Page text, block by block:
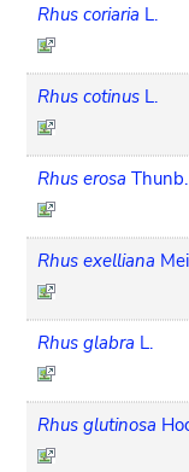
Rhus coriaria L.
Rhus cotinus L.
Rhus erosa Thunb.
Rhus exelliana
Rhus glabra L.
Rhus glutinosa